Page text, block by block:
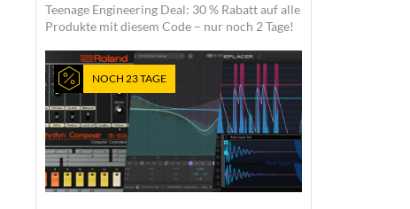
Teenage Engineering Deal: 30 % Rabatt auf alle
Produkte mit diesem Code – nur noch 2 Tage!
NOCH 23 TAGE